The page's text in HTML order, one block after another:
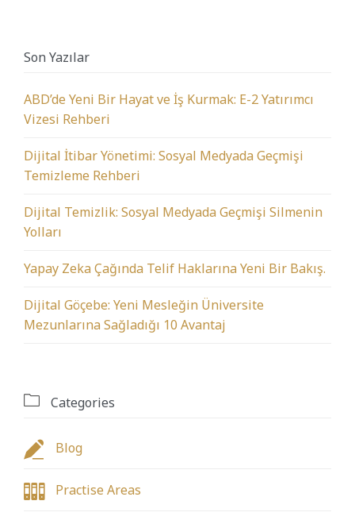
Son Yazılar
ABD’de Yeni Bir Hayat ve İş Kurmak: E-2 Yatırımcı
Vizesi Rehberi
Dijital İtibar Yönetimi: Sosyal Medyada Geçmişi
Temizleme Rehberi
Dijital Temizlik: Sosyal Medyada Geçmişi Silmenin
Yolları
Yapay Zeka Çağında Telif Haklarına Yeni Bir Bakış.
Dijital Göçebe: Yeni Mesleğin Üniversite
Mezunlarına Sağladığı 10 Avantaj
 Categories
 Blog
 Practise Areas